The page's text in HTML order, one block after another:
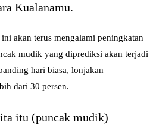
Kualanamu.
akan terus mengalami peningkatan
mudik yang diprediksi akan terjadi
hari biasa, lonjakan
dari 30 persen.
itu (puncak mudik)